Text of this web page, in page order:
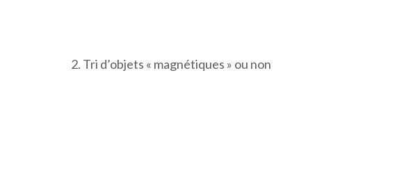
2. Tri d’objets « magnétiques » ou non